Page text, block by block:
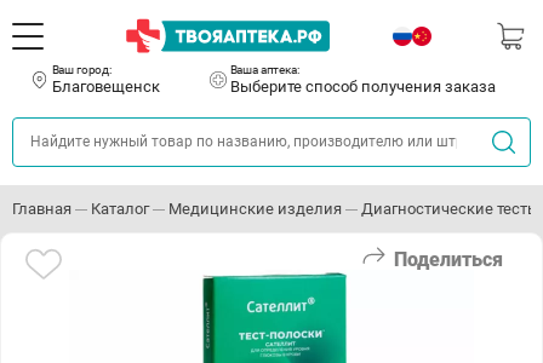
Ваш город:
Благовещенск
Ваша аптека:
Выберите способ получения заказа
Главная Каталог Медицинские изделия Диагностические тесты
Поделиться